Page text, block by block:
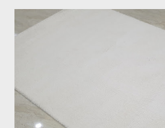
Thảm lót sàn quận 7 - ghé xem 500
Thổ Nhĩ Kỳ Với hơn 500 mẫu thảm trải
điển, tân cổ điển, thảm lót sàn quận 7
TPHCM Thảm Sợi Ngắn Quận 7 I0001
Thảm Sợi Ngắn I0002 Thảm Lót sàn
sàn quận 7 I0006 Thảm lót sàn bán tại